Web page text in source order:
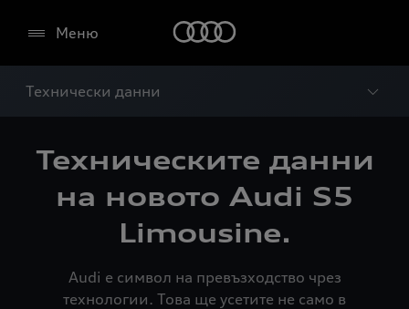
Меню
Технически данни
Техническите данни
на новото Audi S5
Limousine.
Audi е символ на превъзходство чрез
технологии. Това ще усетите не само в